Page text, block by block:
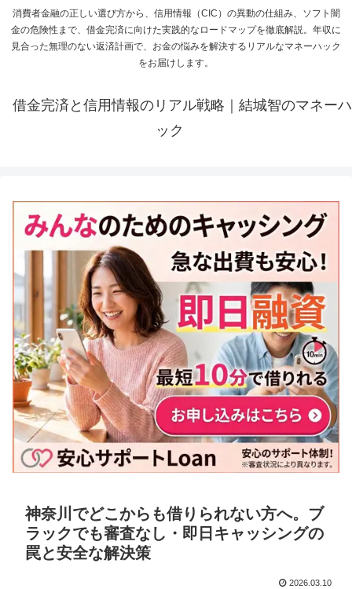
消費者金融の正しい選び方から、信用情報（CIC）の異動の仕組み、ソフト闇
金の危険性まで、借金完済に向けた実践的なロードマップを徹底解説。年収に
見合った無理のない返済計画で、お金の悩みを解決するリアルなマネーハック
をお届けします。
借金完済と信用情報のリアル戦略｜結城智のマネーハ
ック
神奈川でどこからも借りられない方へ。ブ
ラックでも審査なし・即日キャッシングの
罠と安全な解決策
2026.03.10